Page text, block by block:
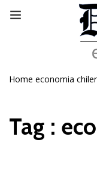
Home economia
Tag :